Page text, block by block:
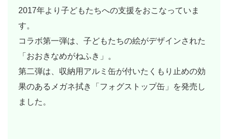
2017年より子どもたちへの支援をおこなっていま
す。
コラボ第一弾は、子どもたちの絵がデザインされた
「おおきなめがねふき」。
第二弾は、収納用アルミ缶が付いたくもり止めの効
果のあるメガネ拭き「フォグストップ缶」を発売し
ました。